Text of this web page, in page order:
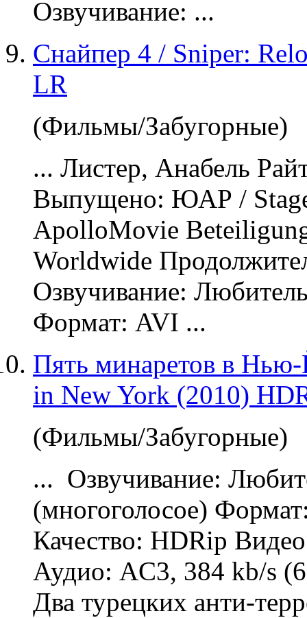
Озвучивание: ...
Снайпер 4 / Sniper:
LR
(Фильмы/Забугорные)
... Листер, Анабель
Выпущено: ЮАР /
ApolloMovie
Worldwide
Озвучивание:
Формат: AVI ...
Пять минаретов в
in New York (2010)
(Фильмы/Забугорные)
... Озвучивание:
(многоголосое)
Качество: HDRip
Аудио: AC3, 384 kb/s
Два турецких анти-